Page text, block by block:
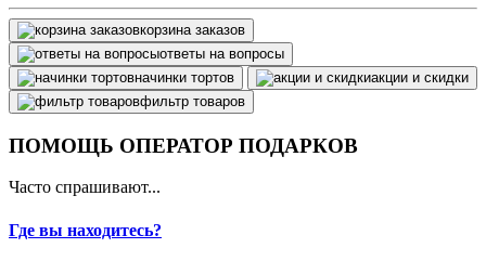
корзина заказов
ответы на вопросы
начинки тортов
акции и скидки
фильтр товаров
ПОМОЩЬ ОПЕРАТОР ПОДАРКОВ
Часто спрашивают...
Где вы находитесь?